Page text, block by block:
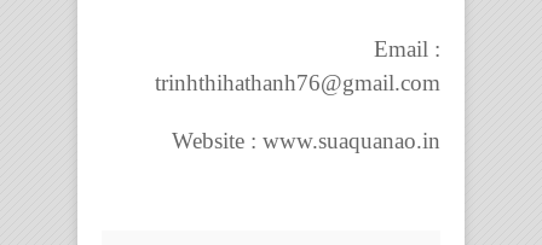
Email :
trinhthihathanh76@gmail.com
Website : www.suaquanao.in